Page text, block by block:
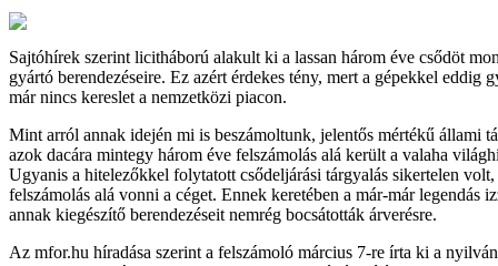
Sajtóhírek szerint licitháború alakult ki a lassan három éve csődöt
gyártó berendezéseire. Ez azért érdekes tény, mert a gépekkel eddig
már nincs kereslet a nemzetközi piacon.
Mint arról annak idején mi is beszámoltunk, jelentős mértékű állami
azok dacára mintegy három éve felszámolás alá került a valaha
Ugyanis a hitelezőkkel folytatott csődeljárási tárgyalás sikertelen
felszámolás alá vonni a céget. Ennek keretében a már-már legendás
annak kiegészítő berendezéseit nemrég bocsátották árverésre.
Az mfor.hu híradása szerint a felszámoló március 7-re írta ki a